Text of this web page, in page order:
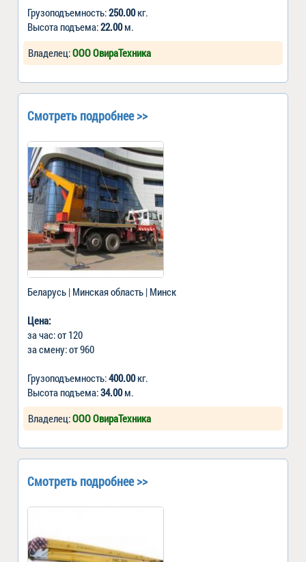
Грузоподъемность:250.00кг.
Высота подъема:22.00м.
Владелец:ООО ОвираТехника
Смотреть подробнее >>
Беларусь | Минская область | Минск
Цена:
за час: от 120
за смену: от 960
Грузоподъемность:400.00кг.
Высота подъема:34.00м.
Владелец:ООО ОвираТехника
Смотреть подробнее >>